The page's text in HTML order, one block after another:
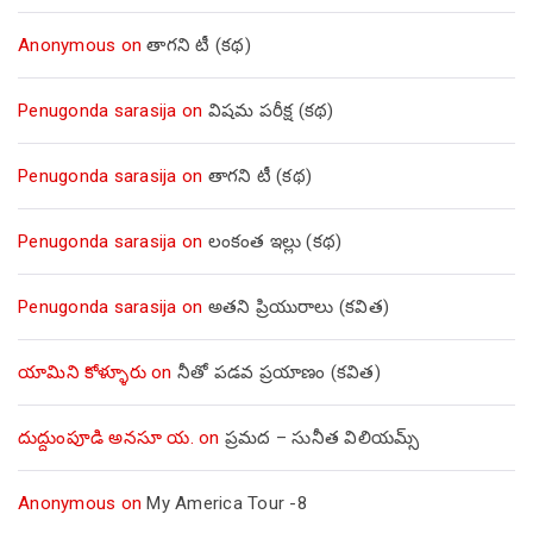
Anonymous onతాగని టీ (కథ)
Penugonda sarasija on విషమ పరీక్ష (క‌థ‌)
Penugonda sarasija on తాగని టీ (కథ)
Penugonda sarasija on లంకంత ఇల్లు (కథ)
Penugonda sarasija on అతని ప్రియురాలు (కవిత)
యామిని కోళ్ళూరుon నీతో పడవ ప్రయాణం (కవిత)
దుద్దుంపూడి అనసూ య. on ప్రమద – సునీత విలియమ్స్
Anonymous onMy America Tour -8